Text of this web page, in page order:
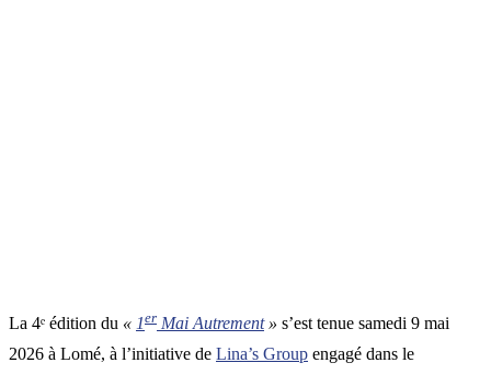
La 4ᵉ édition du « 1er Mai Autrement» s’est tenue samedi 9 mai
2026 à Lomé, à l’initiative de Lina’s Group engagé dans le